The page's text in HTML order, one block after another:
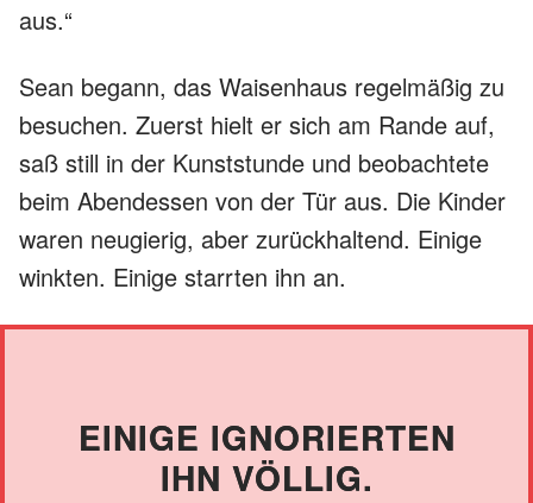
aus.“
Sean begann, das Waisenhaus regelmäßig zu
besuchen. Zuerst hielt er sich am Rande auf,
saß still in der Kunststunde und beobachtete
beim Abendessen von der Tür aus. Die Kinder
waren neugierig, aber zurückhaltend. Einige
winkten. Einige starrten ihn an.
EINIGE IGNORIERTEN
IHN VÖLLIG.